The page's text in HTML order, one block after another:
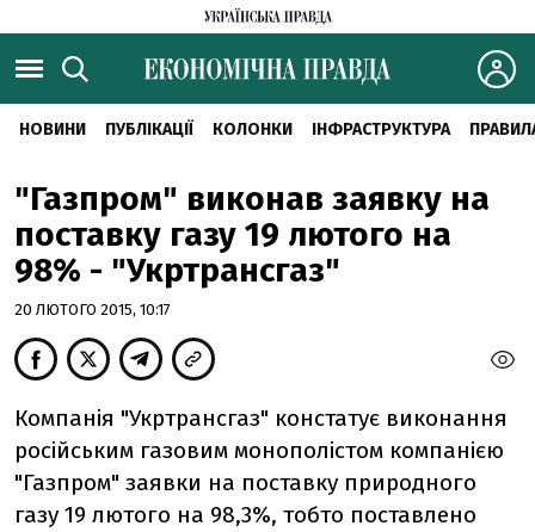
НОВИНИ ПУБЛІКАЦІЇ КОЛОНКИ ІНФРАСТРУКТУРА
"Газпром" виконав заявку на
поставку газу 19 лютого на
98% - "Укртрансгаз"
20 ЛЮТОГО 2015, 10:17
Компанія "Укртрансгаз" констатує виконання
російським газовим монополістом компанією
"Газпром" заявки на поставку природного
газу 19 лютого на 98,3%, тобто поставлено